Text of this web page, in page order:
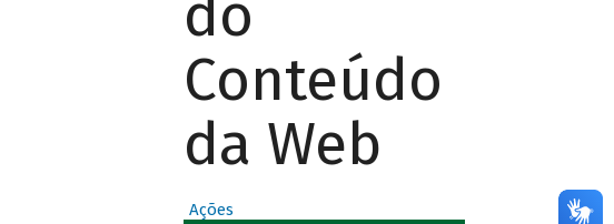
do
Conteúdo
da Web
Ações